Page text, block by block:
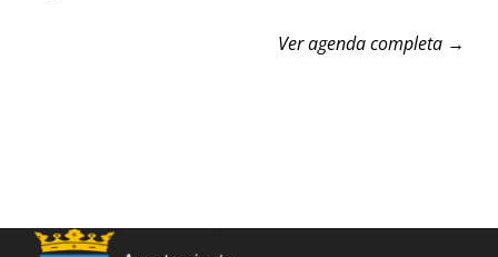
Ver agenda completa →